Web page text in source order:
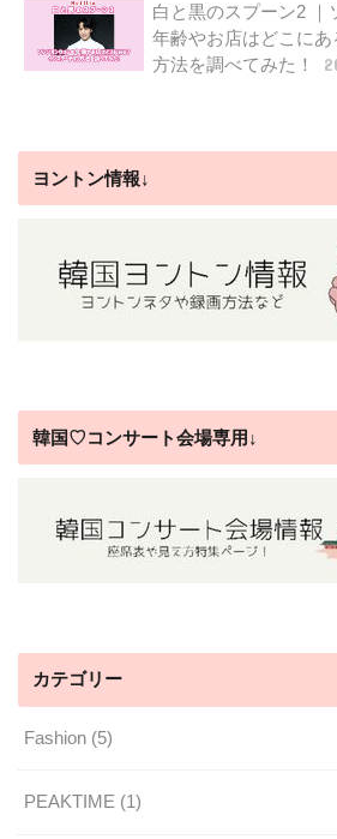
白と黒のスプーン2 ｜
年齢やお店はどこに
方法を調べてみた！
ヨントン情報↓
韓国♡コンサート会場専用↓
カテゴリー
Fashion (5)
PEAKTIME (1)